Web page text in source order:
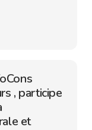
, participe
et